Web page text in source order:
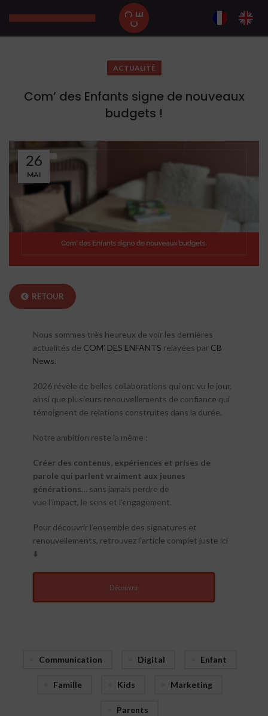
ACTUALITÉ
Com’ des Enfants signe de nouveaux
budgets !
26
MAI
RETOUR
Nous sommes très heureux de voir les dernières
actualités de COM’ DES ENFANTS relayées par CB
News.
2026 révèle de belles collaborations qui ont vu le jour,
ainsi que plusieurs renouvellements de confiance qui
témoignent de relations construites dans la durée.
Notre ambition reste la même :
Créer des contenus, expériences et prises de
parole qui parlent vraiment aux jeunes
générations… sans jamais perdre de
vue l’impact, le sens et l’engagement.
Pour découvrir l’ensemble des signatures et
renouvellements, retrouvez l’article complet juste ici
⬇️
Découvrir
Communication Digital Enfant
Famille Kids Marketing
Parents